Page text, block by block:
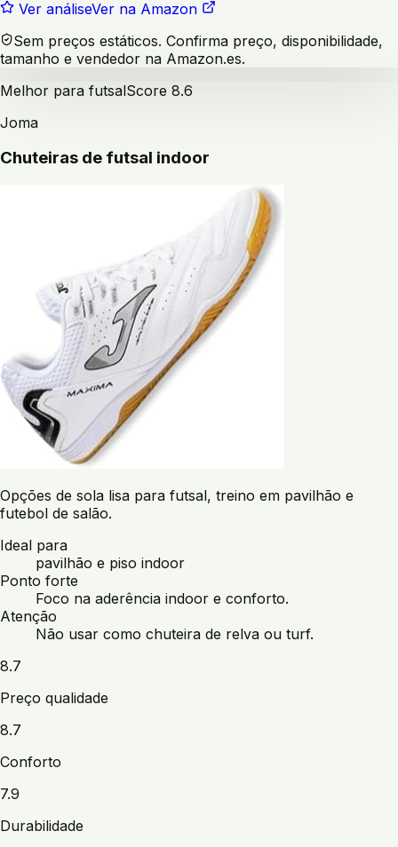
Ver análiseVer na Amazon
Sem preços estáticos. Confirma preço, disponibilidade,
tamanho e vendedor na Amazon.es.
Melhor para futsalScore 8.6
Joma
Chuteiras de futsal indoor
Opções de sola lisa para futsal, treino em pavilhão e
futebol de salão.
Ideal para
pavilhão e piso indoor
Ponto forte
Foco na aderência indoor e conforto.
Atenção
Não usar como chuteira de relva ou turf.
8.7
Preço qualidade
8.7
Conforto
7.9
Durabilidade